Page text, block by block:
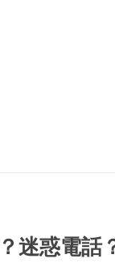
迷惑電話